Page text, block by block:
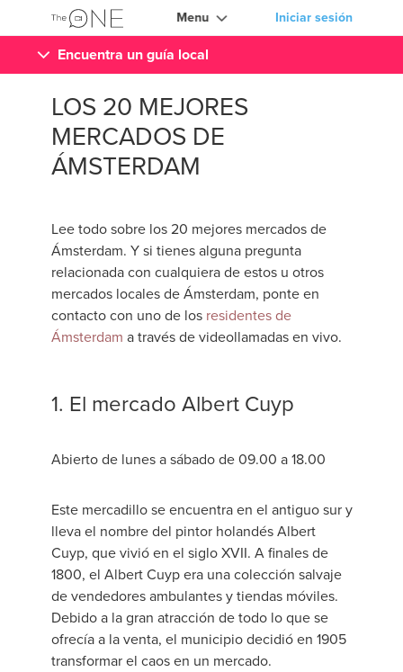
Menu Iniciar sesión
Encuentra un guía local
LOS 20 MEJORES
MERCADOS DE
ÁMSTERDAM
Lee todo sobre los 20 mejores mercados de
Ámsterdam. Y si tienes alguna pregunta
relacionada con cualquiera de estos u otros
mercados locales de Ámsterdam, ponte en
contacto con uno de los residentes de
Ámsterdam a través de videollamadas en vivo.
1. El mercado Albert Cuyp
Abierto de lunes a sábado de 09.00 a 18.00
Este mercadillo se encuentra en el antiguo sur y
lleva el nombre del pintor holandés Albert
Cuyp, que vivió en el siglo XVII. A finales de
1800, el Albert Cuyp era una colección salvaje
de vendedores ambulantes y tiendas móviles.
Debido a la gran atracción de todo lo que se
ofrecía a la venta, el municipio decidió en 1905
transformar el caos en un mercado.